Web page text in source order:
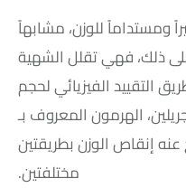
ومستداماً للوزن، مشابهاً
على ذلك، فهي تقلل الشهية
الفيزيائي لحجم
الهرمون المعروف بـ
إنقاص الوزن بطريقتين
مختلفتين.